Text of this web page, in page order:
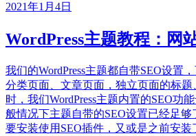
2021年1月4日
WordPress主题教程：网
我们的WordPress主题都自带SEO设置
分类页面、文章页面，独立页面的标题
时，我们WordPress主题内置的SEO功
般情况下主题自带的SEO设置已经足
要安装使用SEO插件，又或是之前安装